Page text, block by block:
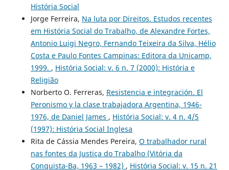
História Social
Jorge Ferreira, Na luta por Direitos. Estudos recentes
em História Social do Trabalho, de Alexandre Fortes,
Antonio Luigi Negro, Fernando Teixeira da Silva, Hélio
Costa e Paulo Fontes Campinas: Editora da Unicamp,
1999. , História Social: v. 6 n. 7 (2000): História e
Religião
Norberto O. Ferreras, Resistencia e integración. El
Peronismo y la clase trabajadora Argentina, 1946-
1976, de Daniel James , História Social: v. 4 n. 4/5
(1997): História Social Inglesa
Rita de Cássia Mendes Pereira, O trabalhador rural
nas fontes da Justiça do Trabalho (Vitória da
Conquista-Ba, 1963 – 1982) , História Social: v. 15 n. 21